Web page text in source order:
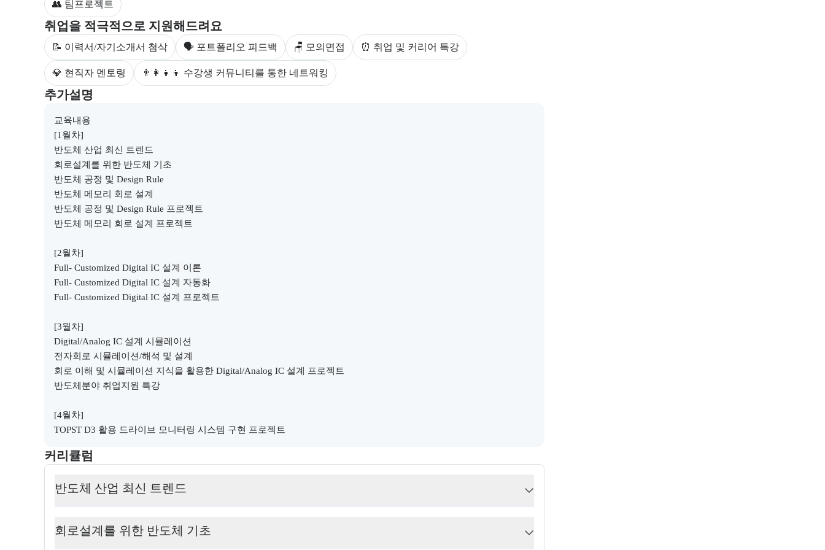
👥 팀프로젝트
취업을 적극적으로 지원해드려요
부트캠프 수강생을 대상으로 제공되는 취업 지원 서비스를 안내한다.
📝 이력서/자기소개서 첨삭 🗣 포트폴리오 피드백 🪑 모의면접 ⏰ 취업 및 커리어 특강
💎 현직자 멘토링 👨‍👩‍👧‍👦 수강생 커뮤니티를 통한 네트워킹
추가설명
부트캠프와 관련된 추가 안내 및 참고 사항을 제공한다.
교육내용
[1월차]
반도체 산업 최신 트렌드
회로설계를 위한 반도체 기초
반도체 공정 및 Design Rule
반도체 메모리 회로 설계
반도체 공정 및 Design Rule 프로젝트
반도체 메모리 회로 설계 프로젝트
[2월차]
Full- Customized Digital IC 설계 이론
Full- Customized Digital IC 설계 자동화
Full- Customized Digital IC 설계 프로젝트
[3월차]
Digital/Analog IC 설계 시뮬레이션
전자회로 시뮬레이션/해석 및 설계
회로 이해 및 시뮬레이션 지식을 활용한 Digital/Analog IC 설계 프로젝트
반도체분야 취업지원 특강
[4월차]
TOPST D3 활용 드라이브 모니터링 시스템 구현 프로젝트
커리큘럼
교육과정의 커리큘럼 정보를 안내한다.
커리큘럼
반도체 산업 최신 트렌드
회로설계를 위한 반도체 기초